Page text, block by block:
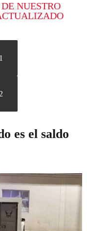
NUESTRO
es el saldo